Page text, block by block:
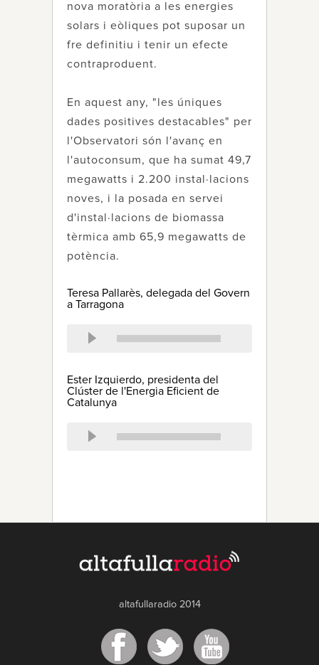
nova moratòria a les energies
solars i eòliques pot suposar un
fre definitiu i tenir un efecte
contraproduent.
En aquest any, "les úniques
dades positives destacables" per
l'Observatori són l'avanç en
l'autoconsum, que ha sumat 49,7
megawatts i 2.200 instal·lacions
noves, i la posada en servei
d'instal·lacions de biomassa
tèrmica amb 65,9 megawatts de
potència.
Teresa Pallarès, delegada del Govern
a Tarragona
Ester Izquierdo, presidenta del
Clúster de l'Energia Eficient de
Catalunya
altafullaradio 2014